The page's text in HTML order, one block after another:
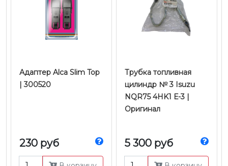
Адаптер Alca Slim Top
| 300520
230 руб
Трубка топливная
цилиндр № 3 Isuzu
NQR75 4HK1 Е-3 |
Оригинал
5 300 руб